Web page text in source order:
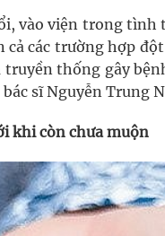
vào viện trong tình
các trường hợp
thống gây
sĩ Nguyễn Trung
khi còn chưa muộn